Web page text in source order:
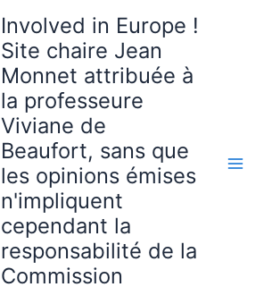
Involved in Europe !
Site chaire Jean
Monnet attribuée à
la professeure
Viviane de
Beaufort, sans que
les opinions émises
n'impliquent
cependant la
responsabilité de la
Commission